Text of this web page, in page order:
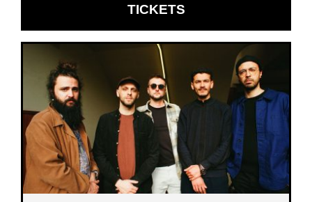
TICKETSOPENT
IN
VENSTER